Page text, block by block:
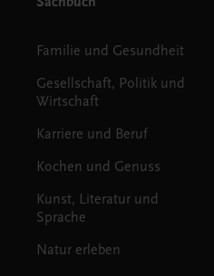
Familie und Gesundheit
Gesellschaft, Politik und
Wirtschaft
Karriere und Beruf
Kochen und Genuss
Kunst, Literatur und
Sprache
Natur erleben